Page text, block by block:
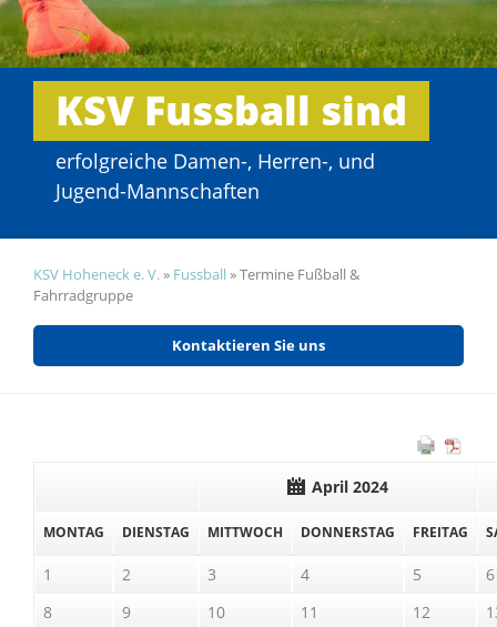
KSV Fussball sind
erfolgreiche Damen-, Herren-, und
Jugend-Mannschaften
KSV Hoheneck e. V.» Fussball »Termine Fußball &
Fahrradgruppe
Kontaktieren Sie uns
April 2024
MONTAG DIENSTAG MITTWOCH DONNERSTAG FREITAG
1 2 3 4 5
6
8
9 10 11 12